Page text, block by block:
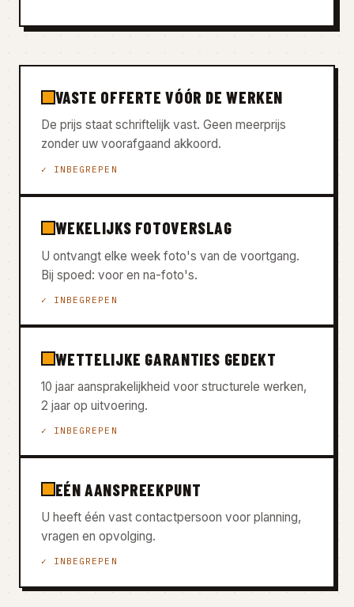
VASTE OFFERTE VÓÓR DE WERKEN
De prijs staat schriftelijk vast. Geen meerprijs
zonder uw voorafgaand akkoord.
✓ INBEGREPEN
WEKELIJKS FOTOVERSLAG
U ontvangt elke week foto's van de voortgang.
Bij spoed: voor en na-foto's.
✓ INBEGREPEN
WETTELIJKE GARANTIES GEDEKT
10 jaar aansprakelijkheid voor structurele werken,
2 jaar op uitvoering.
✓ INBEGREPEN
EÉN AANSPREEKPUNT
U heeft één vast contactpersoon voor planning,
vragen en opvolging.
✓ INBEGREPEN